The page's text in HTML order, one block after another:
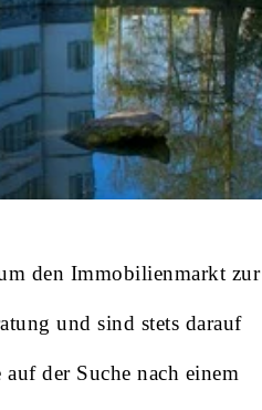
den Immobilienmarkt zur
und sind stets darauf
der Suche nach einem